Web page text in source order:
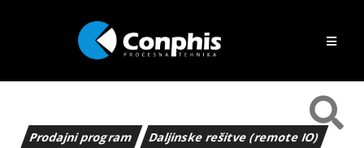
Prodajni program
Daljinske rešitve (remote IO)